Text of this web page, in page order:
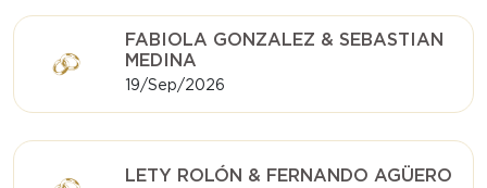
FABIOLA GONZALEZ & SEBASTIAN
MEDINA
19/Sep/2026
LETY ROLÓN & FERNANDO AGÜERO